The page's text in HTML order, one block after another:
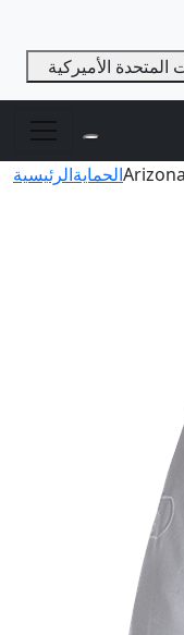
الرئيسيةالحماية